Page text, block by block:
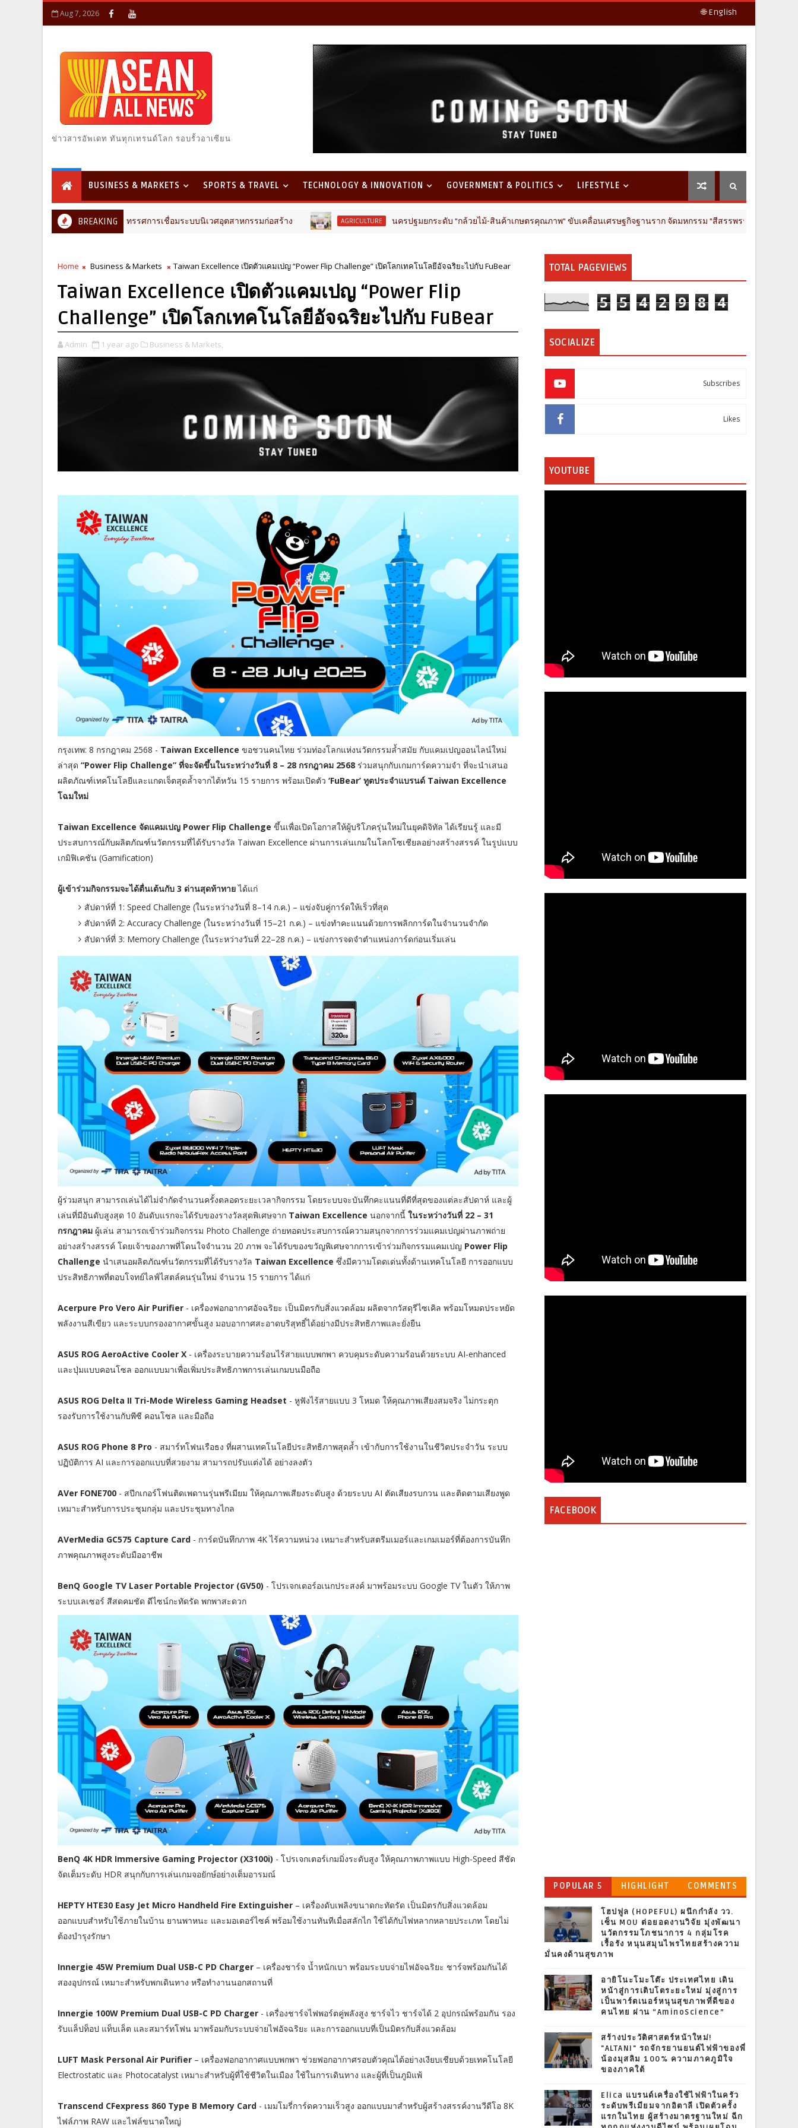
Aug 7, 2026 🌐 English
ข่าวสารอัพเดท ทันทุกเทรนด์โลก รอบรั้วอาเซียน
BUSINESS & MARKETS SPORTS & TRAVEL TECHNOLOGY & INNOVATION GOVERNMENT & POLITICS LIFESTYLE
BREAKING
อสร้าง ขนคอนเทนต์-นิทรรศการเชื่อมระบบนิเวศอุตสาหกรรมก่อสร้าง AGRICULTURE นครปฐมยกระดับ "กล้วยไม้-สินค้าเกษตรคุณภาพ" ขับเคลื่อนเศรษฐกิจฐานราก จัดมหกรรม "สีสรรพรรณกล้วยไม้ สินค้าเกษตรดี
Home Business & Markets Taiwan Excellence เปิดตัวแคมเปญ “Power Flip Challenge” เปิดโลกเทคโนโลยีอัจฉริยะไปกับ FuBear
Taiwan Excellence เปิดตัวแคมเปญ “Power Flip
Challenge” เปิดโลกเทคโนโลยีอัจฉริยะไปกับ FuBear
Admin 1 year ago Business & Markets,
กรุงเทพ: 8 กรกฎาคม 2568 - Taiwan Excellence ขอชวนคนไทย ร่วมท่องโลกแห่งนวัตกรรมล้ำสมัย กับแคมเปญออนไลน์ใหม่
ล่าสุด “Power Flip Challenge” ที่จะจัดขึ้นในระหว่างวันที่ 8 – 28 กรกฎาคม 2568 ร่วมสนุกกับเกมการ์ดความจำ ที่จะนำเสนอ
ผลิตภัณฑ์เทคโนโลยีและแกดเจ็ตสุดล้ำจากไต้หวัน 15 รายการ พร้อมเปิดตัว ‘FuBear’ ทูตประจำแบรนด์ Taiwan Excellence
โฉมใหม่
Taiwan Excellence จัดแคมเปญ Power Flip Challenge ขึ้นเพื่อเปิดโอกาสให้ผู้บริโภครุ่นใหม่ในยุคดิจิทัล ได้เรียนรู้ และมี
ประสบการณ์กับผลิตภัณฑ์นวัตกรรมที่ได้รับรางวัล Taiwan Excellence ผ่านการเล่นเกมในโลกโซเชียลอย่างสร้างสรรค์ ในรูปแบบ
เกมิฟิเคชัน (Gamification)
ผู้เข้าร่วมกิจกรรมจะได้ตื่นเต้นกับ 3 ด่านสุดท้าทายได้แก่
สัปดาห์ที่ 1: Speed Challenge (ในระหว่างวันที่ 8–14 ก.ค.) – แข่งจับคู่การ์ดให้เร็วที่สุด
สัปดาห์ที่ 2: Accuracy Challenge (ในระหว่างวันที่ 15–21 ก.ค.) – แข่งทำคะแนนด้วยการพลิกการ์ดในจำนวนจำกัด
สัปดาห์ที่ 3: Memory Challenge (ในระหว่างวันที่ 22–28 ก.ค.) – แข่งการจดจำตำแหน่งการ์ดก่อนเริ่มเล่น
ผู้ร่วมสนุก สามารถเล่นได้ไม่จำกัดจำนวนครั้งตลอดระยะเวลากิจกรรม โดยระบบจะบันทึกคะแนนที่ดีที่สุดของแต่ละสัปดาห์ และผู้
เล่นที่มีอันดับสูงสุด 10 อันดับแรกจะได้รับของรางวัลสุดพิเศษจาก Taiwan Excellence นอกจากนี้ ในระหว่างวันที่ 22 – 31
กรกฎาคม ผู้เล่น สามารถเข้าร่วมกิจกรรม Photo Challenge ถ่ายทอดประสบการณ์ความสนุกจากการร่วมแคมเปญผ่านภาพถ่าย
อย่างสร้างสรรค์ โดยเจ้าของภาพที่โดนใจจำนวน 20 ภาพ จะได้รับของขวัญพิเศษจากการเข้าร่วมกิจกรรมแคมเปญ Power Flip
Challenge นำเสนอผลิตภัณฑ์นวัตกรรมที่ได้รับรางวัล Taiwan Excellence ซึ่งมีความโดดเด่นทั้งด้านเทคโนโลยี การออกแบบ
ประสิทธิภาพที่ตอบโจทย์ไลฟ์ไสตล์คนรุ่นใหม่ จำนวน 15 รายการ ได้แก่
Acerpure Pro Vero Air Purifier - เครื่องฟอกอากาศอัจฉริยะ เป็นมิตรกับสิ่งแวดล้อม ผลิตจากวัสดุรีไซเคิล พร้อมโหมดประหยัด
พลังงานสีเขียว และระบบกรองอากาศขั้นสูง มอบอากาศสะอาดบริสุทธิ์ได้อย่างมีประสิทธิภาพและยั่งยืน
ASUS ROG AeroActive Cooler X - เครื่องระบายความร้อนไร้สายแบบพกพา ควบคุมระดับความร้อนด้วยระบบ AI-enhanced
และปุ่มแบบคอนโซล ออกแบบมาเพื่อเพิ่มประสิทธิภาพการเล่นเกมบนมือถือ
ASUS ROG Delta II Tri-Mode Wireless Gaming Headset - หูฟังไร้สายแบบ 3 โหมด ให้คุณภาพเสียงสมจริง ไม่กระตุก
รองรับการใช้งานกับพีซี คอนโซล และมือถือ
ASUS ROG Phone 8 Pro - สมาร์ทโฟนเรือธง ที่ผสานเทคโนโลยีประสิทธิภาพสุดล้ำ เข้ากับการใช้งานในชีวิตประจำวัน ระบบ
ปฏิบัติการ AI และการออกแบบที่สวยงาม สามารถปรับแต่งได้ อย่างลงตัว
AVer FONE700 - สปีกเกอร์โฟนติดเพดานรุ่นพรีเมียม ให้คุณภาพเสียงระดับสูง ด้วยระบบ AI ตัดเสียงรบกวน และติดตามเสียงพูด
เหมาะสำหรับการประชุมกลุ่ม และประชุมทางไกล
AVerMedia GC575 Capture Card - การ์ดบันทึกภาพ 4K ไร้ความหน่วง เหมาะสำหรับสตรีมเมอร์และเกมเมอร์ที่ต้องการบันทึก
ภาพคุณภาพสูงระดับมืออาชีพ
BenQ Google TV Laser Portable Projector (GV50) - โปรเจกเตอร์อเนกประสงค์ มาพร้อมระบบ Google TV ในตัว ให้ภาพ
ระบบเลเซอร์ สีสดคมชัด ดีไซน์กะทัดรัด พกพาสะดวก
BenQ 4K HDR Immersive Gaming Projector (X3100i) - โปรเจกเตอร์เกมมิ่งระดับสูง ให้คุณภาพภาพแบบ High-Speed สีชัด
จัดเต็มระดับ HDR สนุกกับการเล่นเกมจอยักษ์อย่างเต็มอารมณ์
HEPTY HTE30 Easy Jet Micro Handheld Fire Extinguisher – เครื่องดับเพลิงขนาดกะทัดรัด เป็นมิตรกับสิ่งแวดล้อม
ออกแบบสำหรับใช้ภายในบ้าน ยานพาหนะ และมอเตอร์ไซค์ พร้อมใช้งานทันทีเมื่อสลักไก ใช้ได้กับไฟหลากหลายประเภท โดยไม่
ต้องบำรุงรักษา
Innergie 45W Premium Dual USB-C PD Charger – เครื่องชาร์จ น้ำหนักเบา พร้อมระบบจ่ายไฟอัจฉริยะ ชาร์จพร้อมกันได้
สองอุปกรณ์ เหมาะสำหรับพกเดินทาง หรือทำงานนอกสถานที่
Innergie 100W Premium Dual USB-C PD Charger - เครื่องชาร์จไฟพอร์ตคู่พลังสูง ชาร์จไว ชาร์จได้ 2 อุปกรณ์พร้อมกัน รอง
รับแล็ปท็อป แท็บเล็ต และสมาร์ทโฟน มาพร้อมกับระบบจ่ายไฟอัจฉริยะ และการออกแบบที่เป็นมิตรกับสิ่งแวดล้อม
LUFT Mask Personal Air Purifier – เครื่องฟอกอากาศแบบพกพา ช่วยฟอกอากาศรอบตัวคุณได้อย่างเงียบเชียบด้วยเทคโนโลยี
Electrostatic และ Photocatalyst เหมาะสำหรับผู้ที่ใช้ชีวิตในเมือง ใช้ในการเดินทาง และผู้ที่เป็นภูมิแพ้
Transcend CFexpress 860 Type B Memory Card - เมมโมรี่การ์ดความเร็วสูง ออกแบบมาสำหรับผู้สร้างสรรค์งานวีดีโอ 8K
ไฟล์ภาพ RAW และไฟล์ขนาดใหญ่
TOTAL PAGEVIEWS
5 5 4 2 9 8 4
SOCIALIZE
Subscribes
Likes
YOUTUBE
FACEBOOK
POPULAR 5 HIGHLIGHT COMMENTS
โฮปฟูล (HOPEFUL) ผนึกกำลัง วว.
เซ็น MOU ต่อยอดงานวิจัย มุ่งพัฒนา
นวัตกรรมโภชนาการ 4 กลุ่มโรค
เรื้อรัง หนุนสมุนไพรไทยสร้างความ
มั่นคงด้านสุขภาพ
อายิโนะโมะโต๊ะ ประเทศไทย เดิน
หน้าสู่การเติบโตระยะใหม่ มุ่งสู่การ
เป็นพาร์ตเนอร์หนุนสุขภาพที่ดีของ
คนไทย ผ่าน “AminoScience”
สร้างประวัติศาสตร์หน้าใหม่!
"ALTANI" รถจักรยานยนต์ไฟฟ้าของพี่
น้องมุสลิม 100% ความภาคภูมิใจ
ของภาคใต้
Elica แบรนด์เครื่องใช้ไฟฟ้าในครัว
ระดับพรีเมียมจากอิตาลี เปิดตัวครั้ง
แรกในไทย ผู้สร้างมาตรฐานใหม่ ฉีก